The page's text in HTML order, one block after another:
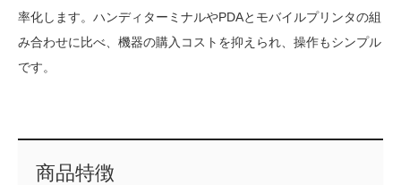
率化します。ハンディターミナルやPDAとモバイルプリンタの組
み合わせに比べ、機器の購入コストを抑えられ、操作もシンプル
です。
商品特徴